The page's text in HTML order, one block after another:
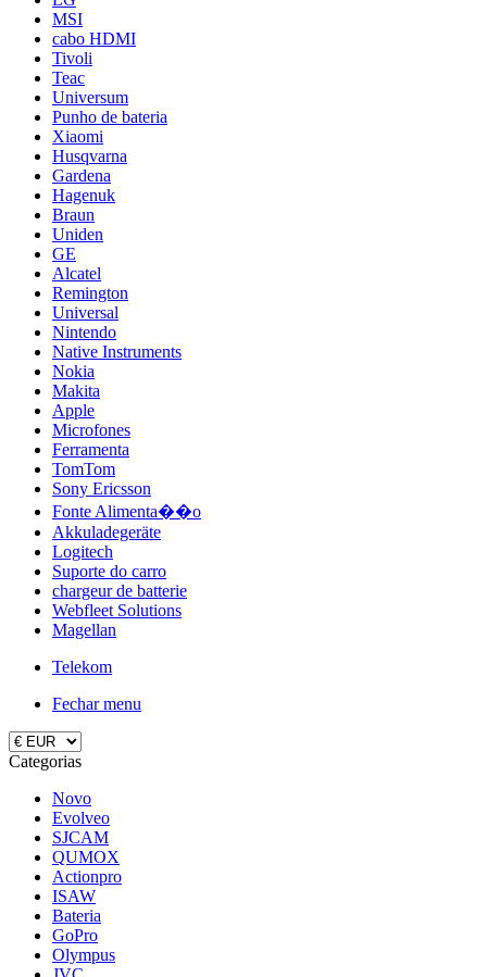
MSI
cabo HDMI
Tivoli
Teac
Universum
Punho de bateria
Xiaomi
Husqvarna
Gardena
Hagenuk
Braun
Uniden
GE
Alcatel
Remington
Universal
Nintendo
Native Instruments
Nokia
Makita
Apple
Microfones
Ferramenta
TomTom
Sony Ericsson
Fonte Alimenta��o
Akkuladegeräte
Logitech
Suporte do carro
chargeur de batterie
Webfleet Solutions
Magellan
Telekom
Fechar menu
Categorias
Novo
Evolveo
SJCAM
QUMOX
Actionpro
ISAW
Bateria
GoPro
Olympus